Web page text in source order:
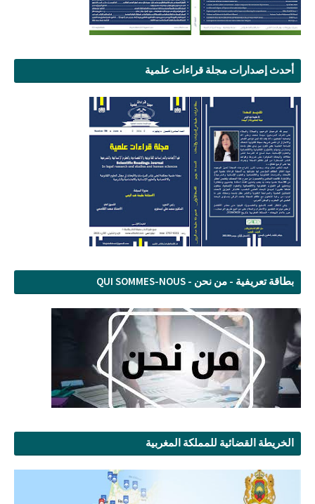
أحدث إصدارات مجلة قراءات علمية
بطاقة تعريفية - من نحن - QUI SOMMES-NOUS
الخريطة القضائية للمملكة المغربية